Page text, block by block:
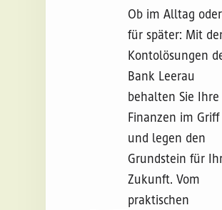
Ob im Alltag oder
für später: Mit
Kontolösungen
Bank Leerau
behalten Sie Ihre
Finanzen im Griff
und legen den
Grundstein für
Zukunft. Vom
praktischen